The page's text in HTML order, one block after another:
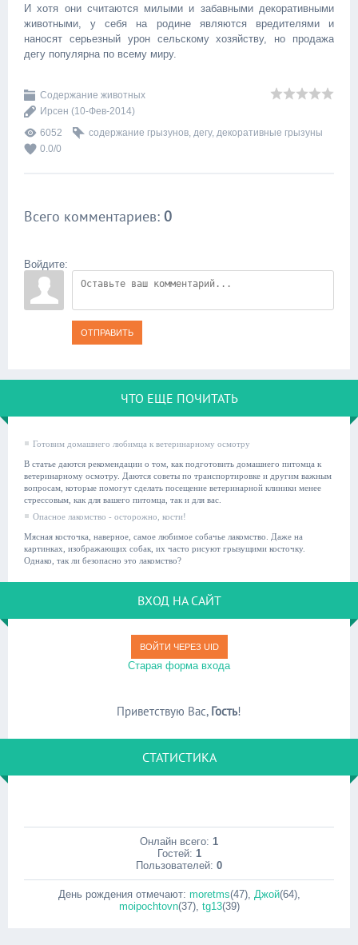
И хотя они считаются милыми и забавными декоративными
животными, у себя на родине являются вредителями и
наносят серьезный урон сельскому хозяйству, но продажа
дегу популярна по всему миру.
Содержание животных
Ирсен (10-Фев-2014)
6052
содержание грызунов, дегу, декоративные грызуны
0.0/0
Всего комментариев: 0
Войдите:
ОТПРАВИТЬ
ЧТО ЕЩЕ ПОЧИТАТЬ
Готовим домашнего любимца к ветеринарному осмотру
В статье даются рекомендации о том, как подготовить домашнего питомца к
ветеринарному осмотру. Даются советы по транспортировке и другим важным
вопросам, которые помогут сделать посещение ветеринарной клиники менее
стрессовым, как для вашего питомца, так и для вас.
Опасное лакомство - осторожно, кости!
Мясная косточка, наверное, самое любимое собачье лакомство. Даже на
картинках, изображающих собак, их часто рисуют грызущими косточку.
Однако, так ли безопасно это лакомство?
ВХОД НА САЙТ
ВОЙТИ ЧЕРЕЗ UID
Старая форма входа
Приветствую Вас, Гость!
СТАТИСТИКА
Онлайн всего: 1
Гостей: 1
Пользователей: 0
День рождения отмечают: moretms(47), Джой(64),
moipochtovn(37), tg13(39)